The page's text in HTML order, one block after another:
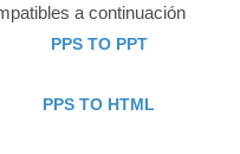
a continuación
PPS TO PPT
PPS TO HTML